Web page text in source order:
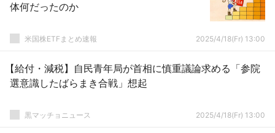
体何だったのか
米国株ETFまとめ速報 2025/4/18(Fr) 13:00
【給付・減税】自民青年局が首相に慎重議論求める「参院
選意識したばらまき合戦」想起
黒マッチョニュース 2025/4/18(Fr) 13:00